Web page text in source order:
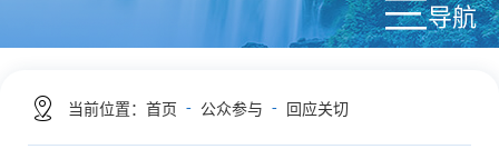
导航
当前位置： 首页 - 公众参与 - 回应关切